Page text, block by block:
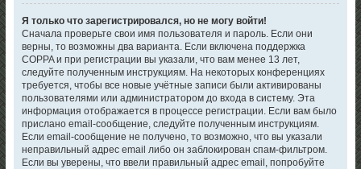
Я только что зарегистрировался, но не могу войти!
Сначала проверьте свои имя пользователя и пароль. Если они
верны, то возможны два варианта. Если включена поддержка
COPPA и при регистрации вы указали, что вам менее 13 лет,
следуйте полученным инструкциям. На некоторых конференциях
требуется, чтобы все новые учётные записи были активированы
пользователями или администратором до входа в систему. Эта
информация отображается в процессе регистрации. Если вам было
прислано email-сообщение, следуйте полученным инструкциям.
Если email-сообщение не получено, то возможно, что вы указали
неправильный адрес email либо он заблокирован спам-фильтром.
Если вы уверены, что ввели правильный адрес email, попробуйте